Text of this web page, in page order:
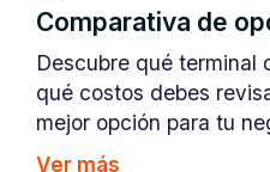
Comparativa de
Descubre qué terminal
qué costos debes
mejor opción para tu
Ver más